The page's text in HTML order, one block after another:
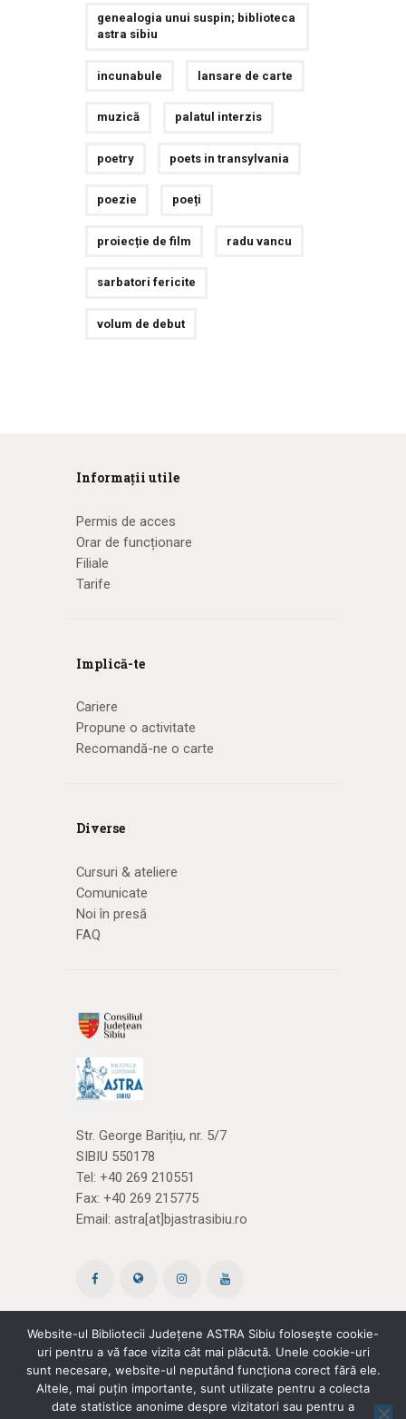
genealogia unui suspin; biblioteca
astra sibiu
incunabule lansare de carte
muzică palatul interzis
poetry poets in transylvania
poezie poeți
proiecție de film radu vancu
sarbatori fericite
volum de debut
Informații utile
Permis de acces
Orar de funcționare
Filiale
Tarife
Implică-te
Cariere
Propune o activitate
Recomandă-ne o carte
Diverse
Cursuri & ateliere
Comunicate
Noi în presă
FAQ
Str. George Barițiu, nr. 5/7
SIBIU 550178
Tel: +40 269 210551
Fax: +40 269 215775
Email: astra[at]bjastrasibiu.ro
Site creat de ROPARDO(și noi cărțile)
Website-ul Bibliotecii Județene ASTRA Sibiu folosește cookie-
uri pentru a vă face vizita cât mai plăcută. Unele cookie-uri
sunt necesare, website-ul neputând funcționa corect fără ele.
Altele, mai puțin importante, sunt utilizate pentru a colecta
date statistice anonime despre vizitatori sau pentru a